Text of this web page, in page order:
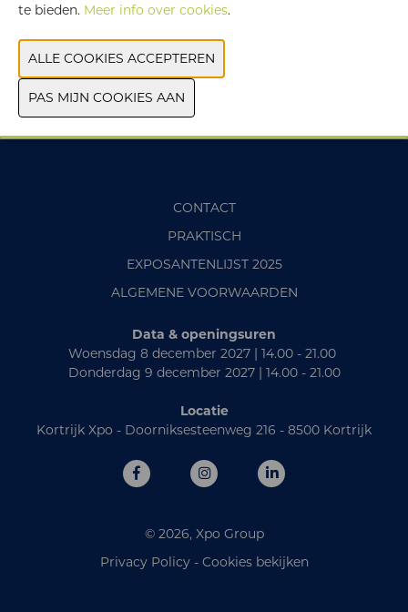
VORIGE
CONTACT
PRAKTISCH
EXPOSANTENLIJST 2025
ALGEMENE VOORWAARDEN
Data & openingsuren
Woensdag 8 december 2027 | 14.00 - 21.00
Donderdag 9 december 2027 | 14.00 - 21.00
Locatie
Kortrijk Xpo - Doorniksesteenweg 216 - 8500 Kortrijk
© 2026, Xpo Group
Privacy Policy- Cookies bekijken
te bieden. Meer info over cookies.